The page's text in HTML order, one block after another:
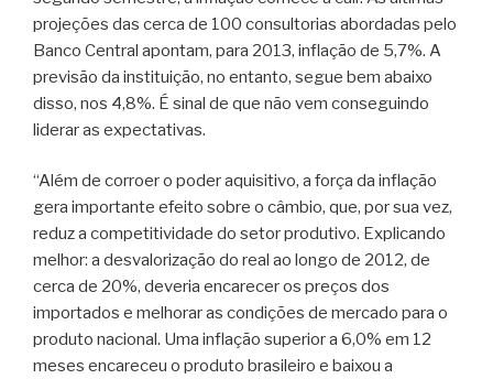
projeções das cerca de 100 consultorias abordadas pelo
Banco Central apontam, para 2013, inflação de 5,7%. A
previsão da instituição, no entanto, segue bem abaixo
disso, nos 4,8%. É sinal de que não vem conseguindo
liderar as expectativas.
“Além de corroer o poder aquisitivo, a força da inflação
gera importante efeito sobre o câmbio, que, por sua vez,
reduz a competitividade do setor produtivo. Explicando
melhor: a desvalorização do real ao longo de 2012, de
cerca de 20%, deveria encarecer os preços dos
importados e melhorar as condições de mercado para o
produto nacional. Uma inflação superior a 6,0% em 12
meses encareceu o produto brasileiro e baixou a